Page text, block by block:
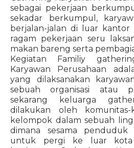
sebagai pekerjaan
sekadar berkumpul,
berjalan-jalan di luar
ragam pekerjaan seru
makan bareng serta
Kegiatan Familiy
Karyawan Perusahaan
yang dilaksanakan
sebuah organisasi atau
sekarang keluarga
dilakukan oleh komunitas-
kelompok dalam sebuah
dimana sesama
untuk pergi ke luar kota